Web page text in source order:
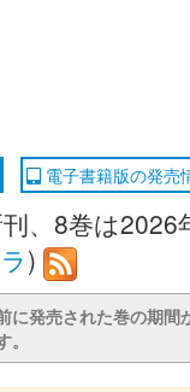
電子書籍版の発売
、8巻は
)
に発売された巻の期